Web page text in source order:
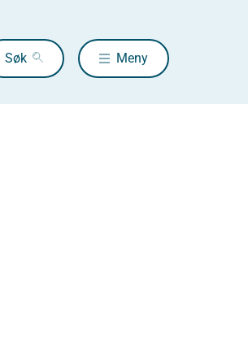
Søk Meny